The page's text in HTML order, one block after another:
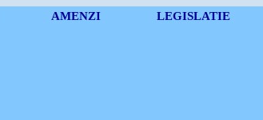
AMENZI LEGISLATIE